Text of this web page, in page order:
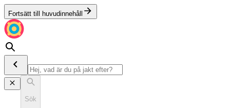
Fortsätt till huvudinnehåll
Sök